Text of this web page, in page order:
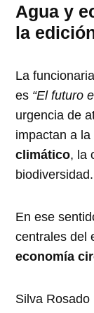
Agua y
la
La
es “El futuro
urgencia de
impactan a
climático, la
biodiversidad.
En ese
centrales del
economía
Silva